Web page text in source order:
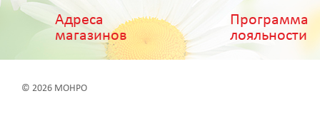
Адреса
магазинов
Программа
лояльности
© 2026 МОНРО